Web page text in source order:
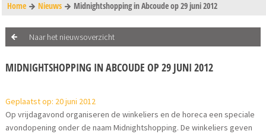
Home Nieuws Midnightshopping in Abcoude op 29 juni 2012
Naar het nieuwsoverzicht
MIDNIGHTSHOPPING IN ABCOUDE OP 29 JUNI 2012
Geplaatst op: 20 juni 2012
Op vrijdagavond organiseren de winkeliers en de horeca een speciale
avondopening onder de naam Midnightshopping. De winkeliers geven